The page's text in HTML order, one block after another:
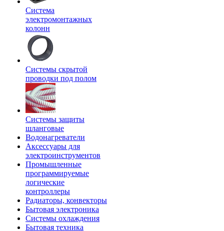
Система
электромонтажных
колонн
Системы скрытой
проводки под полом
Системы защиты
шланговые
Водонагреватели
Аксессуары для
электроинструментов
Промышленные
программируемые
логические
контроллеры
Радиаторы, конвекторы
Бытовая электроника
Системы охлаждения
Бытовая техника